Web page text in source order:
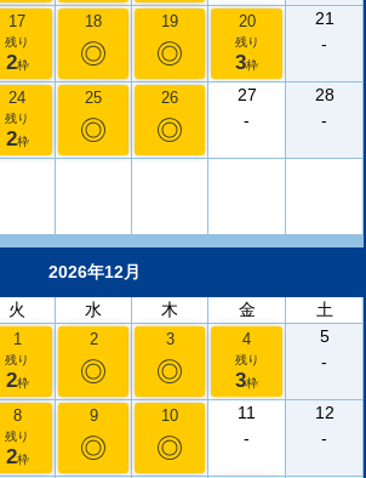
17
残り
2枠
18
◎
19
◎
20
残り
3枠
21
-
24
残り
2枠
25
◎
26
◎
27
-
28
-
2026年12月
火 水 木 金 土
1
残り
2枠
2
◎
3
◎
4
残り
3枠
5
-
8
残り
2枠
9
◎
10
◎
11
-
12
-